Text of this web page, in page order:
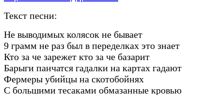
Текст песни:
Не выводимых колясок не бывает
9 грамм не раз был в переделках это знает
Кто за че зарежет кто за че базарит
Барыги панчатся гадалки на картах гадают
Фермеры убийцы на скотобойнях
С большими тесаками обмазанные кровью